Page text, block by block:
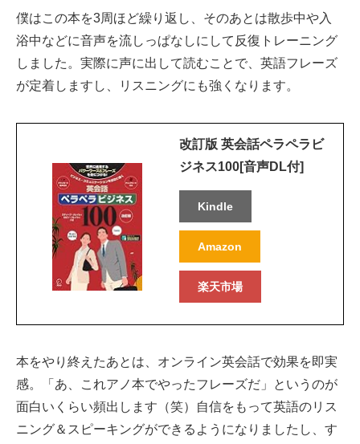
僕はこの本を3周ほど繰り返し、そのあとは散歩中や入
浴中などに音声を流しっぱなしにして反復トレーニング
しました。実際に声に出して読むことで、英語フレーズ
が定着しますし、リスニングにも強くなります。
改訂版 英会話ペラペラビ
ジネス100[音声DL付]
Kindle
Amazon
楽天市場
本をやり終えたあとは、オンライン英会話で効果を即実
感。「あ、これアノ本でやったフレーズだ」というのが
面白いくらい頻出します（笑）自信をもって英語のリス
ニング＆スピーキングができるようになりましたし、す